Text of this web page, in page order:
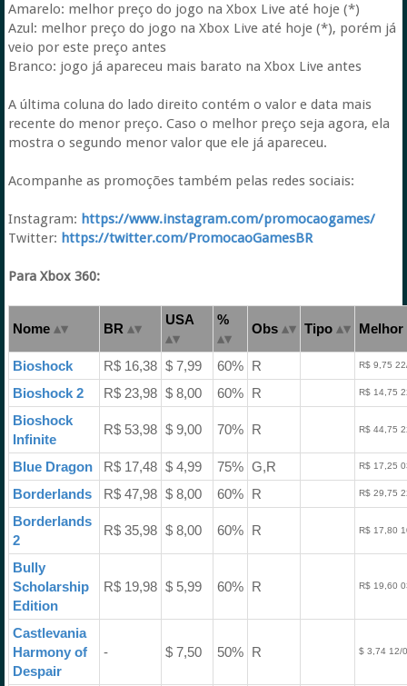
Amarelo: melhor preço do jogo na Xbox Live até hoje (*)
Azul: melhor preço do jogo na Xbox Live até hoje (*), porém já
veio por este preço antes
Branco: jogo já apareceu mais barato na Xbox Live antes
A última coluna do lado direito contém o valor e data mais
recente do menor preço. Caso o melhor preço seja agora, ela
mostra o segundo menor valor que ele já apareceu.
Acompanhe as promoções também pelas redes sociais:
Instagram: https://www.instagram.com/promocaogames/
Twitter: https://twitter.com/PromocaoGamesBR
Para Xbox 360:
Nome BR
USA %
Obs Tipo
Bioshock R$ 16,38 $ 7,99 60% R R$ 9,75
Bioshock 2 R$ 23,98 $ 8,00 60% R R$ 14,75
Bioshock
Infinite
R$ 53,98 $ 9,00 70% R R$ 44,75
Blue Dragon R$ 17,48 $ 4,99 75% G,R R$ 17,25
Borderlands R$ 47,98 $ 8,00 60% R R$ 29,75
Borderlands
2
R$ 35,98 $ 8,00 60% R R$ 17,80
Bully
Scholarship
Edition
R$ 19,98 $ 5,99 60% R R$ 19,60
Castlevania
Harmony of
Despair
- $ 7,50 50% R $ 3,74 12/